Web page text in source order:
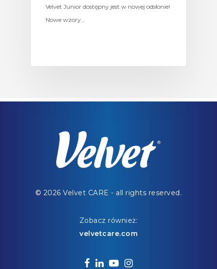
Velvet Junior dostępny jest w nowej odsłonie!
Nowe wzory…
© 2026 Velvet CARE - all rights reserved.
Zobacz również:
velvetcare.com
facebook
linkedin
youtubeinstagram